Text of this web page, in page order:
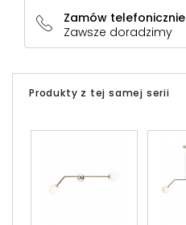
Zamów telefonicznie
Zawsze doradzimy
Produkty z tej samej serii